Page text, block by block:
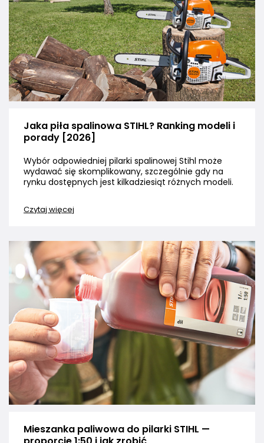
Jaka piła spalinowa STIHL? Ranking modeli i
porady [2026]
Wybór odpowiedniej pilarki spalinowej Stihl może
wydawać się skomplikowany, szczególnie gdy na
rynku dostępnych jest kilkadziesiąt różnych modeli.
Czytaj więcej
Mieszanka paliwowa do pilarki STIHL —